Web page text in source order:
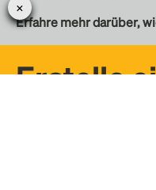
Erfahre mehr darüber,
Erstelle